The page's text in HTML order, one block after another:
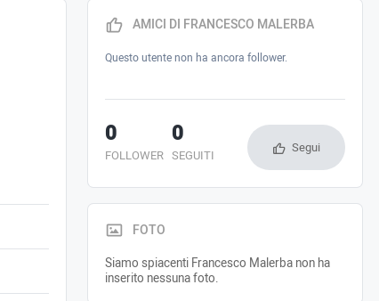
AMICI DI FRANCESCO MALERBA
Questo utente non ha ancora follower.
FOLLOWER
0
SEGUITI
0 Segui
FOTO
Siamo spiacenti Francesco Malerba non ha
inserito nessuna foto.